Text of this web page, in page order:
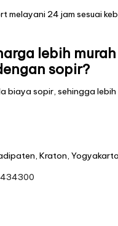
melayani 24 jam sesuai
lebih murah
sopir?
biaya sopir, sehingga lebih
Kraton,